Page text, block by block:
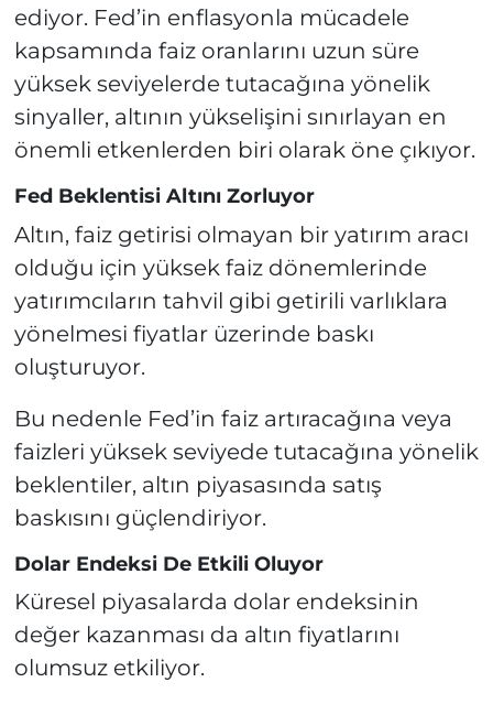
ediyor. Fed’in enflasyonla mücadele
kapsamında faiz oranlarını uzun süre
yüksek seviyelerde tutacağına yönelik
sinyaller, altının yükselişini sınırlayan en
önemli etkenlerden biri olarak öne çıkıyor.
Fed Beklentisi Altını Zorluyor
Altın, faiz getirisi olmayan bir yatırım aracı
olduğu için yüksek faiz dönemlerinde
yatırımcıların tahvil gibi getirili varlıklara
yönelmesi fiyatlar üzerinde baskı
oluşturuyor.
Bu nedenle Fed’in faiz artıracağına veya
faizleri yüksek seviyede tutacağına yönelik
beklentiler, altın piyasasında satış
baskısını güçlendiriyor.
Dolar Endeksi De Etkili Oluyor
Küresel piyasalarda dolar endeksinin
değer kazanması da altın fiyatlarını
olumsuz etkiliyor.